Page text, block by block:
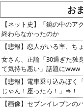
お
【ネット史】「鏡の中の
終わらなかったのか
【悲報】恋人がいる率、ち
女さん、正論「30過ぎた独
て気持ち悪い」話題にwww
【悲報】電車乗り込みぼ
じゃん！座ったろ！」⇒！
【画像】セブンイレブン